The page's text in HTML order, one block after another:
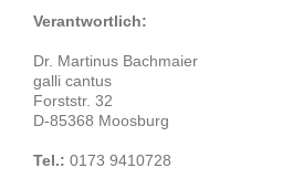
Verantwortlich:
Dr. Martinus Bachmaier
galli cantus
Forststr. 32
D-85368 Moosburg
Tel.: 0173 9410728